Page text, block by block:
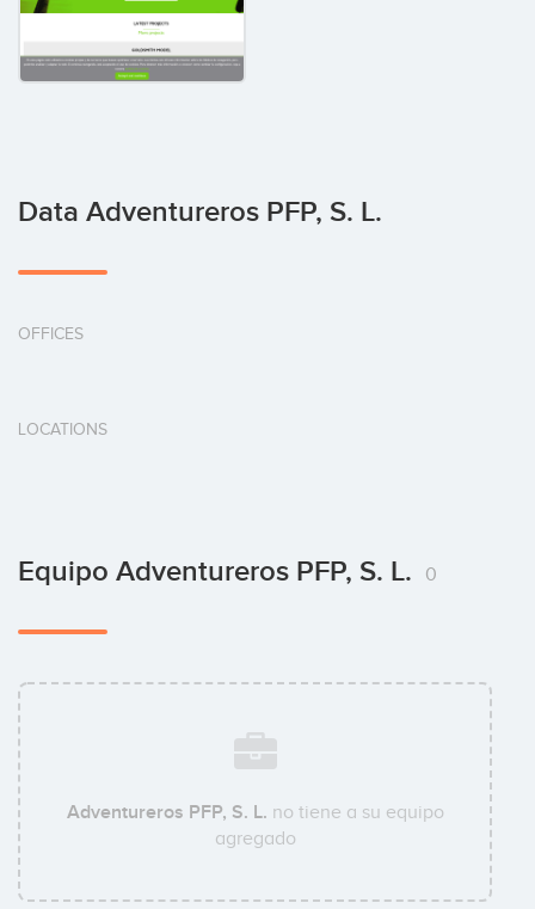
Data Adventureros PFP, S. L.
OFFICES
LOCATIONS
Equipo Adventureros PFP, S. L. 0
Adventureros PFP, S. L. no tiene a su equipo
agregado